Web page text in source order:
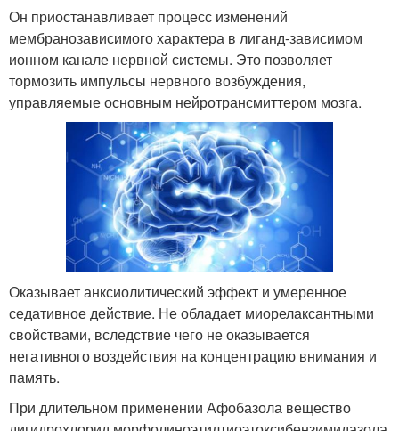
Он приостанавливает процесс изменений
мембранозависимого характера в лиганд-зависимом
ионном канале нервной системы. Это позволяет
тормозить импульсы нервного возбуждения,
управляемые основным нейротрансмиттером мозга.
Оказывает анксиолитический эффект и умеренное
седативное действие. Не обладает миорелаксантными
свойствами, вследствие чего не оказывается
негативного воздействия на концентрацию внимания и
память.
При длительном применении Афобазола вещество